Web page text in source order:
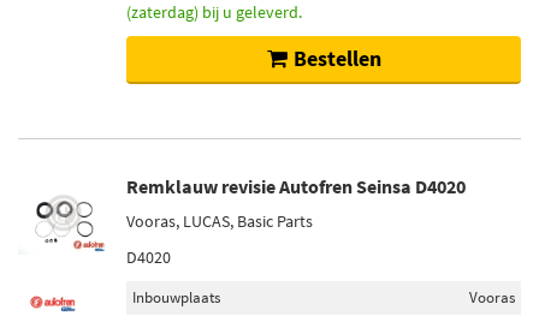
(zaterdag) bij u geleverd.
Bestellen
Remklauw revisie Autofren Seinsa D4020
Vooras, LUCAS, Basic Parts
D4020
Inbouwplaats
Vooras